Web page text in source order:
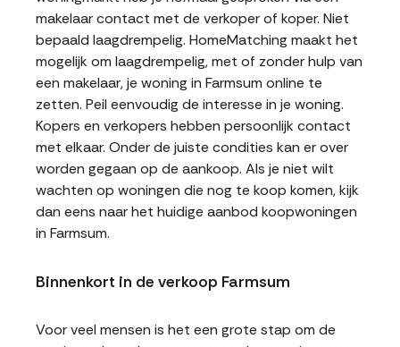
makelaar contact met de verkoper of koper. Niet
bepaald laagdrempelig. HomeMatching maakt het
mogelijk om laagdrempelig, met of zonder hulp van
een makelaar, je woning in Farmsum online te
zetten. Peil eenvoudig de interesse in je woning.
Kopers en verkopers hebben persoonlijk contact
met elkaar. Onder de juiste condities kan er over
worden gegaan op de aankoop. Als je niet wilt
wachten op woningen die nog te koop komen, kijk
dan eens naar het huidige aanbod koopwoningen
in Farmsum.
Binnenkort in de verkoop Farmsum
Voor veel mensen is het een grote stap om de